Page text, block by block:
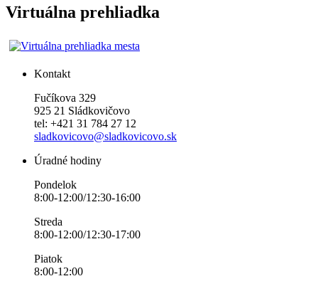
Virtuálna prehliadka
Kontakt
Fučíkova 329
925 21 Sládkovičovo
tel: +421 31 784 27 12
sladkovicovo@sladkovicovo.sk
Úradné hodiny
Pondelok
8:00-12:00/12:30-16:00
Streda
8:00-12:00/12:30-17:00
Piatok
8:00-12:00